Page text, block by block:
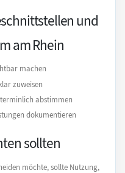
und
am Rhein
machen
zuweisen
abstimmen
dokumentieren
sollten
möchte, sollte Nutzung,